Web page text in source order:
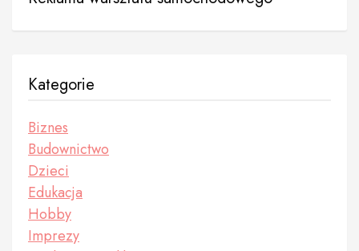
Kategorie
Biznes
Budownictwo
Dzieci
Edukacja
Hobby
Imprezy